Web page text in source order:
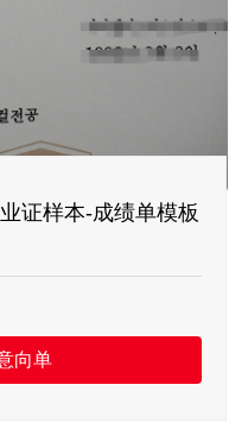
证样本-成绩单模板
向单